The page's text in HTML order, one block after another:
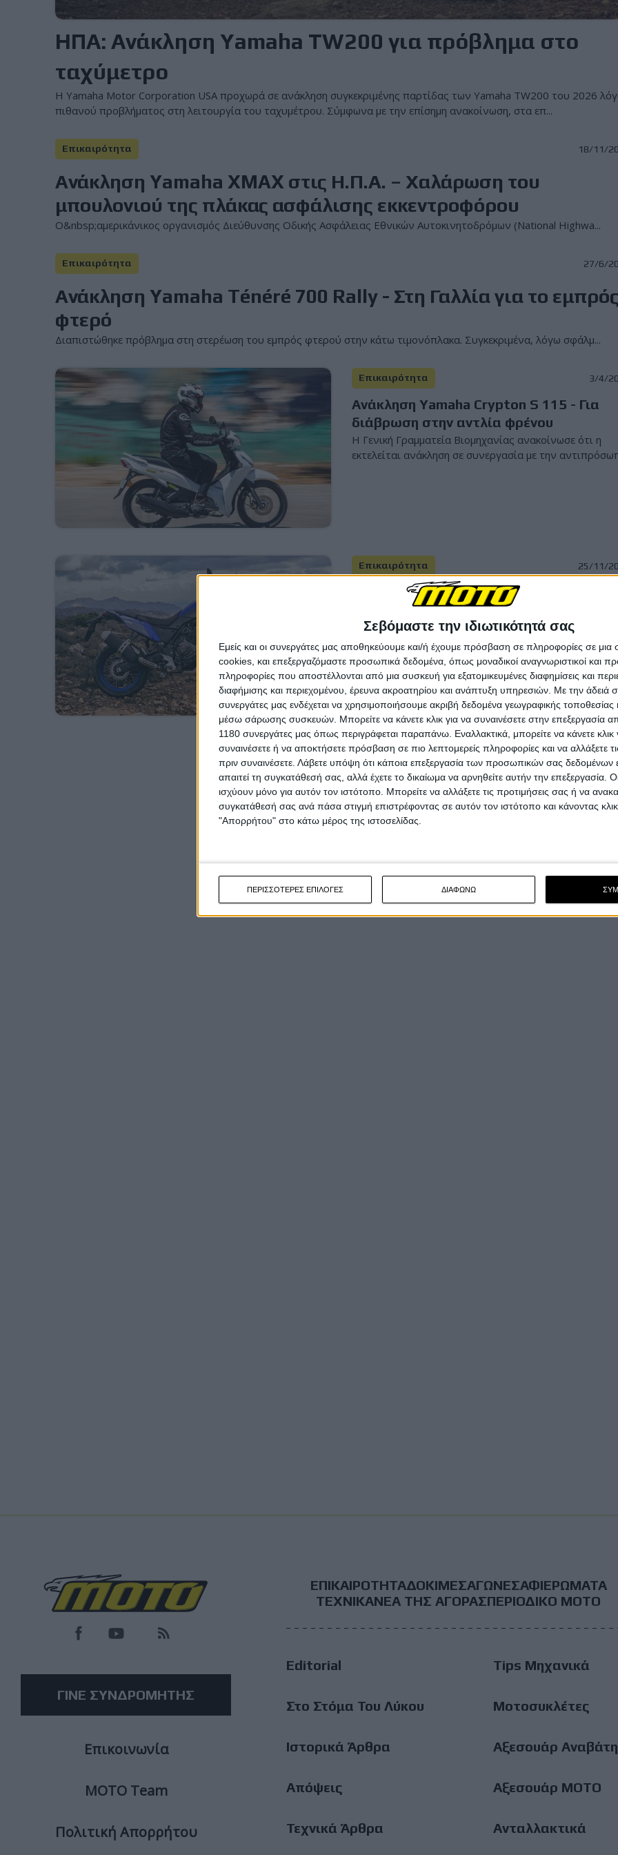
Σεβόμαστε την ιδιωτικότητά σας
Εμείς και οι συνεργάτες μας αποθηκεύουμε και/ή έχουμε πρόσβαση σε πληροφορίες σε
cookies, και επεξεργαζόμαστε προσωπικά δεδομένα, όπως μοναδικοί αναγνωριστικοί και
πληροφορίες που αποστέλλονται από μια συσκευή για εξατομικευμένες διαφημίσεις και
διαφήμισης και περιεχομένου, έρευνα ακροατηρίου και ανάπτυξη υπηρεσιών. Με την άδειά
συνεργάτες μας ενδέχεται να χρησιμοποιήσουμε ακριβή δεδομένα γεωγραφικής τοποθεσίας
μέσω σάρωσης συσκευών. Μπορείτε να κάνετε κλικ για να συναινέσετε στην επεξεργασία
1180 συνεργάτες μας όπως περιγράφεται παραπάνω. Εναλλακτικά, μπορείτε να κάνετε κλικ
συναινέσετε ή να αποκτήσετε πρόσβαση σε πιο λεπτομερείς πληροφορίες και να αλλάξετε
πριν συναινέσετε. Λάβετε υπόψη ότι κάποια επεξεργασία των προσωπικών σας δεδομένων
απαιτεί τη συγκατάθεσή σας, αλλά έχετε το δικαίωμα να αρνηθείτε αυτήν την επεξεργασία.
ισχύουν μόνο για αυτόν τον ιστότοπο. Μπορείτε να αλλάξετε τις προτιμήσεις σας ή να
συγκατάθεσή σας ανά πάσα στιγμή επιστρέφοντας σε αυτόν τον ιστότοπο και κάνοντας
"Απορρήτου" στο κάτω μέρος της ιστοσελίδας.
ΠΕΡΙΣΣΟΤΕΡΕΣ ΕΠΙΛΟΓΕΣ ΔΙΑΦΩΝΩ
ΗΠΑ: Ανάκληση Yamaha TW200 για πρόβλημα στο
ταχύμετρο
Η Yamaha Motor Corporation USA προχωρά σε ανάκληση συγκεκριμένης παρτίδας των Yamaha TW200 του 2026
πιθανού προβλήματος στη λειτουργία του ταχυμέτρου. Σύμφωνα με την επίσημη ανακοίνωση, στα επ...
Επικαιρότητα 18/11/
Ανάκληση Yamaha XMAX στις Η.Π.Α. – Χαλάρωση του
μπουλονιού της πλάκας ασφάλισης εκκεντροφόρου
Ο&nbsp;αμερικάνικος οργανισμός Διεύθυνσης Οδικής Ασφάλειας Εθνικών Αυτοκινητοδρόμων (National Highwa...
Επικαιρότητα 27/6/
Ανάκληση Yamaha Ténéré 700 Rally - Στη Γαλλία για το εμπρός
φτερό
Διαπιστώθηκε πρόβλημα στη στερέωση του εμπρός φτερού στην κάτω τιμονόπλακα. Συγκεκριμένα, λόγω σφάλμ...
Επικαιρότητα 3/4/
Ανάκληση Yamaha Crypton S 115 - Για
διάβρωση στην αντλία φρένου
H Γενική Γραμματεία Βιομηχανίας ανακοίνωσε ότι η
εκτελείται ανάκληση σε συνεργασία με την
Επικαιρότητα 25/11/
Ανάκληση Yamaha και στην Ελλάδα σε
1.771 μοτοσυκλέτες - MT-07, Tenere 700,
XSR 700, Tracer 7, κ.α.
H Γενική Γραμματεία Βιομηχανίας και συγκεκριμένα το
Τμήμα Γενικής Ασφάλειας Προϊόντων της
ΓΙΝΕ ΣΥΝΔΡΟΜΗΤΗΣ
Επικοινωνία
ΜΟΤΟ Team
Πολιτική Απορρήτου
Footer
Main
Menu
ΕΠΙΚΑΙΡΟΤΗΤΑΔΟΚΙΜΕΣΑΓΩΝΕΣΑΦΙΕΡΩΜΑΤΑ
ΤΕΧΝΙΚΑΝΕΑ ΤΗΣ ΑΓΟΡΑΣΠΕΡΙΟΔΙΚΟ ΜΟΤΟ
Editorial
Στο Στόμα Του Λύκου
Ιστορικά Άρθρα
Απόψεις
Τεχνικά Άρθρα
Tips Μηχανικά
Μοτοσυκλέτες
Αξεσουάρ Αναβάτη
Αξεσουάρ ΜΟΤΟ
Ανταλλακτικά